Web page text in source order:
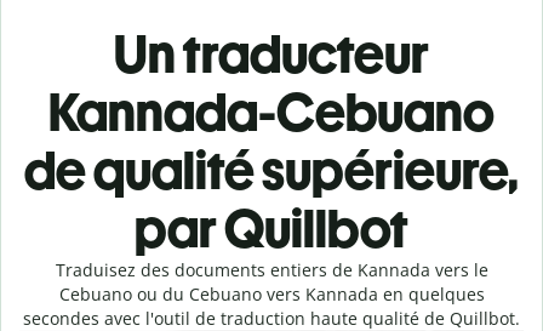
Un traducteur
Kannada-Cebuano
de qualité supérieure,
par Quillbot
Traduisez des documents entiers de Kannada vers le
Cebuano ou du Cebuano vers Kannada en quelques
secondes avec l'outil de traduction haute qualité de Quillbot.